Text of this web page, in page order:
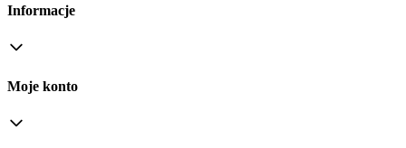
Informacje
Moje konto